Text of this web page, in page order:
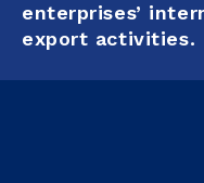
enterprises’
export activities.